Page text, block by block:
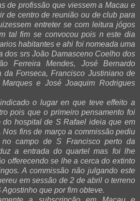
de profissão que viessem a Macau e
de centro de reunião ou de club para
entreter se com leitura jógos
tal fim se convocou pois n este dia
habitantes e ahi foi nomeada uma
dos srs João Damasceno Coelho dos
Ferreira Mendes, José Bernardo
da Fonseca, Francisco Justiniano de
e José Joaquim Rodrigues
o lugar en que teve effeito a
pois que o primeiro pensamento foi
hospital de S Rafael ideia que em
Nos fins de março a commissão pediu
campo de S Francisco perto da
a entrada do quartel mas foi lhe
offerecendo se lhe a cerca do extinto
A commissão não julgando este
em sessão de 2 de abril o terreno
que por fim obteve.